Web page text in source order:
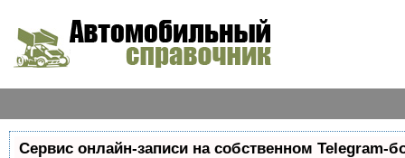
Сервис онлайн-записи на собственном Telegram-